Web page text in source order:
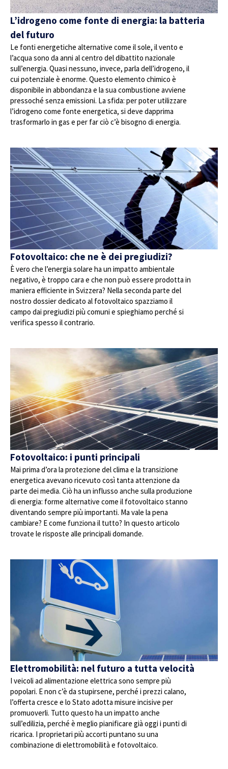
L’idrogeno come fonte di energia: la batteria
del futuro
Le fonti energetiche alternative come il sole, il vento e
l’acqua sono da anni al centro del dibattito nazionale
sull’energia. Quasi nessuno, invece, parla dell’idrogeno, il
cui potenziale è enorme. Questo elemento chimico è
disponibile in abbondanza e la sua combustione avviene
pressoché senza emissioni. La sfida: per poter utilizzare
l’idrogeno come fonte energetica, si deve dapprima
trasformarlo in gas e per far ciò c’è bisogno di energia.
Fotovoltaico: che ne è dei pregiudizi?
È vero che l’energia solare ha un impatto ambientale
negativo, è troppo cara e che non può essere prodotta in
maniera efficiente in Svizzera? Nella seconda parte del
nostro dossier dedicato al fotovoltaico spazziamo il
campo dai pregiudizi più comuni e spieghiamo perché si
verifica spesso il contrario.
Fotovoltaico: i punti principali
Mai prima d’ora la protezione del clima e la transizione
energetica avevano ricevuto così tanta attenzione da
parte dei media. Ciò ha un influsso anche sulla produzione
di energia: forme alternative come il fotovoltaico stanno
diventando sempre più importanti. Ma vale la pena
cambiare? E come funziona il tutto? In questo articolo
trovate le risposte alle principali domande.
Elettromobilità: nel futuro a tutta velocità
I veicoli ad alimentazione elettrica sono sempre più
popolari. E non c’è da stupirsene, perché i prezzi calano,
l’offerta cresce e lo Stato adotta misure incisive per
promuoverli. Tutto questo ha un impatto anche
sull’edilizia, perché è meglio pianificare già oggi i punti di
ricarica. I proprietari più accorti puntano su una
combinazione di elettromobilità e fotovoltaico.